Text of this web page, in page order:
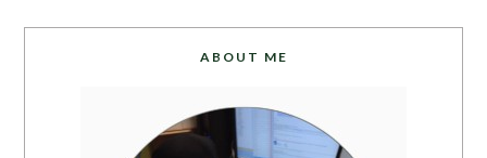
ABOUT ME